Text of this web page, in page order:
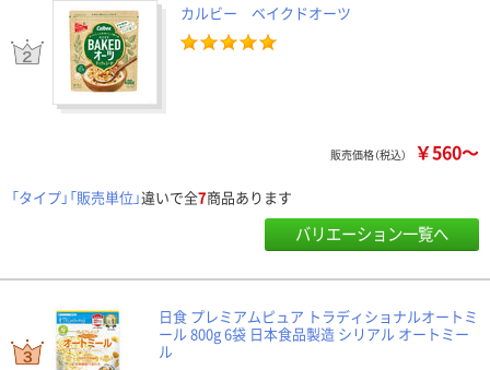
カルビー ベイクドオーツ
販売価格（税込） ￥560～
「タイプ」「販売単位」違いで全7商品あります
バリエーション一覧へ
日食 プレミアムピュア トラディショナルオートミ
ール 800g 6袋 日本食品製造 シリアル オートミー
ル